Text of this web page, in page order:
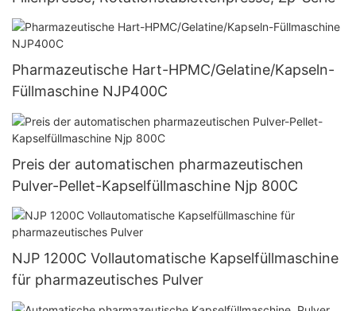
Pharmazeutische Hart-HPMC/Gelatine/Kapseln-
Füllmaschine NJP400C
Preis der automatischen pharmazeutischen
Pulver-Pellet-Kapselfüllmaschine Njp 800C
NJP 1200C Vollautomatische Kapselfüllmaschine
für pharmazeutisches Pulver